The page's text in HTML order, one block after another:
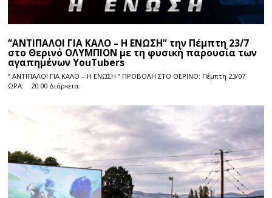
“ΑΝΤΙΠΑΛΟΙ ΓΙΑ ΚΑΛΟ – Η ΕΝΩΣΗ” την Πέμπτη 23/7
στο Θερινό ΟΛΥΜΠΙΟΝ με τη φυσική παρουσία των
αγαπημένων YouTubers
‘’ ΑΝΤΙΠΑΛΟΙ ΓΙΑ ΚΑΛΟ – Η ΕΝΩΣΗ ‘’ ΠΡΟΒΟΛΗ ΣΤΟ ΘΕΡΙΝΟ: Πέμπτη 23/07
ΩΡΑ: 20:00 Διάρκεια: